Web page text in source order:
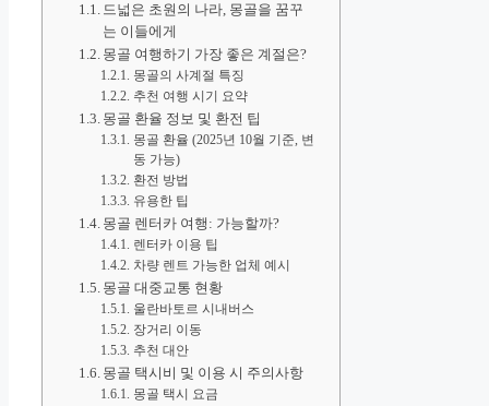
드넓은 초원의 나라, 몽골을 꿈꾸
는 이들에게
몽골 여행하기 가장 좋은 계절은?
몽골의 사계절 특징
추천 여행 시기 요약
몽골 환율 정보 및 환전 팁
몽골 환율 (2025년 10월 기준, 변
동 가능)
환전 방법
유용한 팁
몽골 렌터카 여행: 가능할까?
렌터카 이용 팁
차량 렌트 가능한 업체 예시
몽골 대중교통 현황
울란바토르 시내버스
장거리 이동
추천 대안
몽골 택시비 및 이용 시 주의사항
몽골 택시 요금